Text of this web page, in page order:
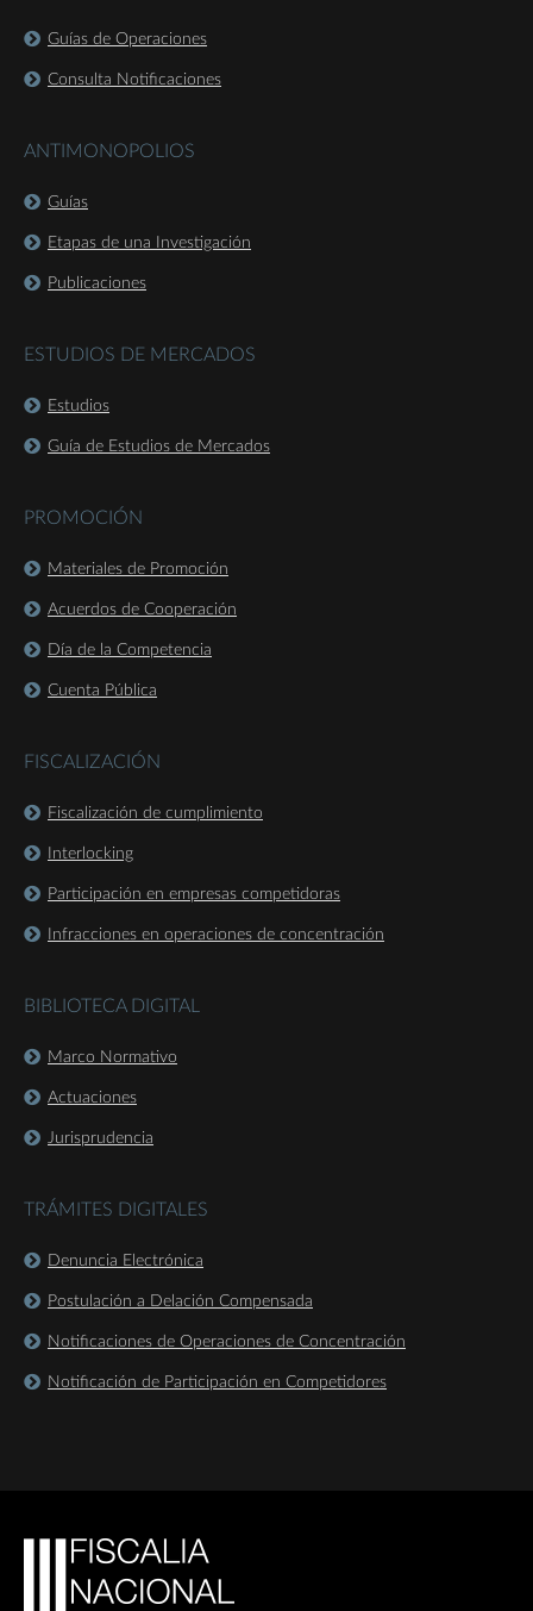
Guías de Operaciones
Consulta Notificaciones
ANTIMONOPOLIOS
Guías
Etapas de una Investigación
Publicaciones
ESTUDIOS DE MERCADOS
Estudios
Guía de Estudios de Mercados
PROMOCIÓN
Materiales de Promoción
Acuerdos de Cooperación
Día de la Competencia
Cuenta Pública
FISCALIZACIÓN
Fiscalización de cumplimiento
Interlocking
Participación en empresas competidoras
Infracciones en operaciones de concentración
BIBLIOTECA DIGITAL
Marco Normativo
Actuaciones
Jurisprudencia
TRÁMITES DIGITALES
Denuncia Electrónica
Postulación a Delación Compensada
Notificaciones de Operaciones de Concentración
Notificación de Participación en Competidores